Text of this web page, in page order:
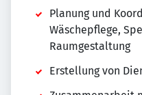
Planung und
Wäschepflege,
Raumgestaltung
Erstellung von